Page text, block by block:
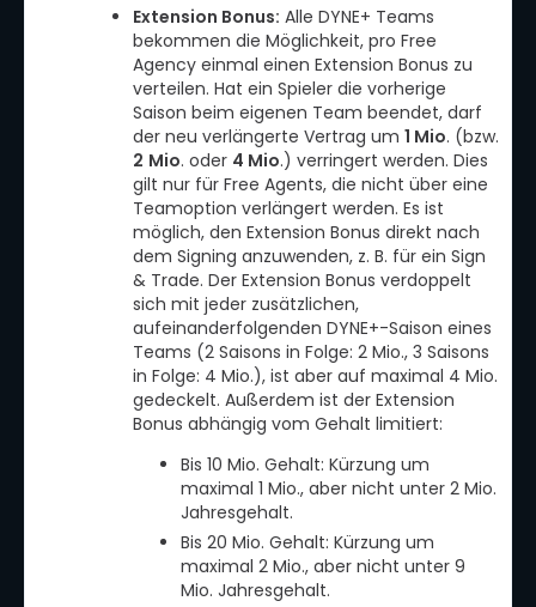
Extension Bonus: Alle DYNE+ Teams
bekommen die Möglichkeit, pro Free
Agency einmal einen Extension Bonus zu
verteilen. Hat ein Spieler die vorherige
Saison beim eigenen Team beendet, darf
der neu verlängerte Vertrag um 1 Mio. (bzw.
2 Mio. oder 4 Mio.) verringert werden. Dies
gilt nur für Free Agents, die nicht über eine
Teamoption verlängert werden. Es ist
möglich, den Extension Bonus direkt nach
dem Signing anzuwenden, z. B. für ein Sign
& Trade. Der Extension Bonus verdoppelt
sich mit jeder zusätzlichen,
aufeinanderfolgenden DYNE+-Saison eines
Teams (2 Saisons in Folge: 2 Mio., 3 Saisons
in Folge: 4 Mio.), ist aber auf maximal 4 Mio.
gedeckelt. Außerdem ist der Extension
Bonus abhängig vom Gehalt limitiert:
Bis 10 Mio. Gehalt: Kürzung um
maximal 1 Mio., aber nicht unter 2 Mio.
Jahresgehalt.
Bis 20 Mio. Gehalt: Kürzung um
maximal 2 Mio., aber nicht unter 9
Mio. Jahresgehalt.